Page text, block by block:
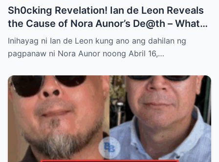
Sh0cking Revelation! Ian de Leon Reveals
the Cause of Nora Aunor’s De@th – What
Hidden Truth Lies Behind the Passing of a
Legend?
Inihayag ni Ian de Leon kung ano ang dahilan ng
pagpanaw ni Nora Aunor noong Abril 16,…